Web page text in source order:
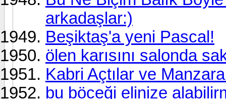
arkadaşlar:)
Beşiktaş'a yeni Pascal!
ölen karısını salonda
Kabri Açtılar ve
bu böceği elinize